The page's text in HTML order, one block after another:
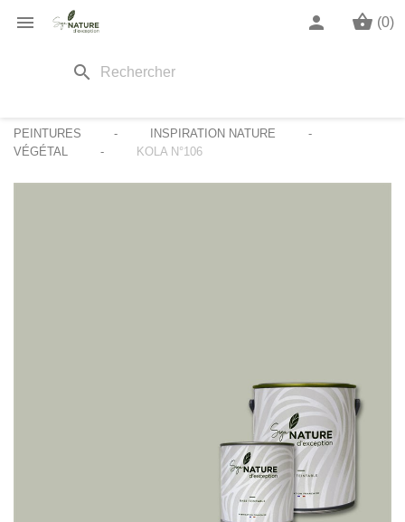
 shopping_basket (0)
person
search
PEINTURES
INSPIRATION NATURE
VÉGÉTAL
KOLA N°106